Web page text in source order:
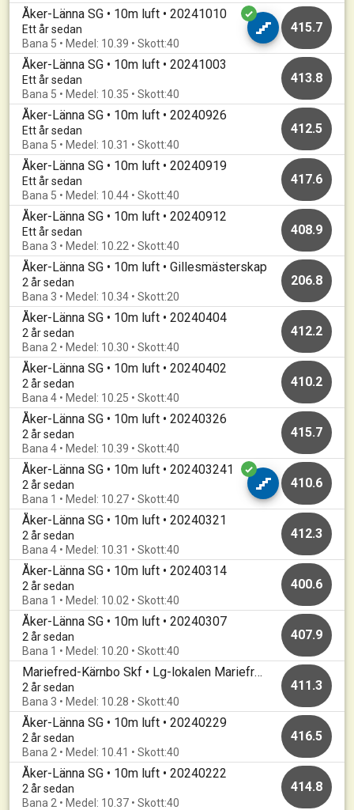
Åker-Länna SG • 10m luft • 20241010
Ett år sedan
Bana 5 • Medel: 10.39 • Skott:40
415.7
Åker-Länna SG • 10m luft • 20241003
Ett år sedan
Bana 5 • Medel: 10.35 • Skott:40
413.8
Åker-Länna SG • 10m luft • 20240926
Ett år sedan
Bana 5 • Medel: 10.31 • Skott:40
412.5
Åker-Länna SG • 10m luft • 20240919
Ett år sedan
Bana 5 • Medel: 10.44 • Skott:40
417.6
Åker-Länna SG • 10m luft • 20240912
Ett år sedan
Bana 3 • Medel: 10.22 • Skott:40
408.9
Åker-Länna SG • 10m luft • Gillesmästerskap
2 år sedan
Bana 3 • Medel: 10.34 • Skott:20
206.8
Åker-Länna SG • 10m luft • 20240404
2 år sedan
Bana 2 • Medel: 10.30 • Skott:40
412.2
Åker-Länna SG • 10m luft • 20240402
2 år sedan
Bana 4 • Medel: 10.25 • Skott:40
410.2
Åker-Länna SG • 10m luft • 20240326
2 år sedan
Bana 4 • Medel: 10.39 • Skott:40
415.7
Åker-Länna SG • 10m luft • 202403241
2 år sedan
Bana 1 • Medel: 10.27 • Skott:40
410.6
Åker-Länna SG • 10m luft • 20240321
2 år sedan
Bana 4 • Medel: 10.31 • Skott:40
412.3
Åker-Länna SG • 10m luft • 20240314
2 år sedan
Bana 1 • Medel: 10.02 • Skott:40
400.6
Åker-Länna SG • 10m luft • 20240307
2 år sedan
Bana 1 • Medel: 10.20 • Skott:40
407.9
Mariefred-Kärnbo Skf • Lg-lokalen Mariefred • 20240303
2 år sedan
Bana 3 • Medel: 10.28 • Skott:40
411.3
Åker-Länna SG • 10m luft • 20240229
2 år sedan
Bana 2 • Medel: 10.41 • Skott:40
416.5
Åker-Länna SG • 10m luft • 20240222
2 år sedan
Bana 2 • Medel: 10.37 • Skott:40
414.8